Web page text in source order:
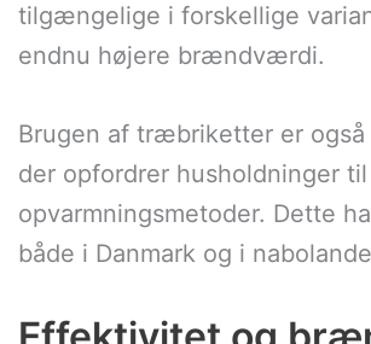
tilgængelige i forskellige
endnu højere brændværdi.
Brugen af træbriketter er
der opfordrer husholdninger
opvarmningsmetoder. Dette
både i Danmark og i